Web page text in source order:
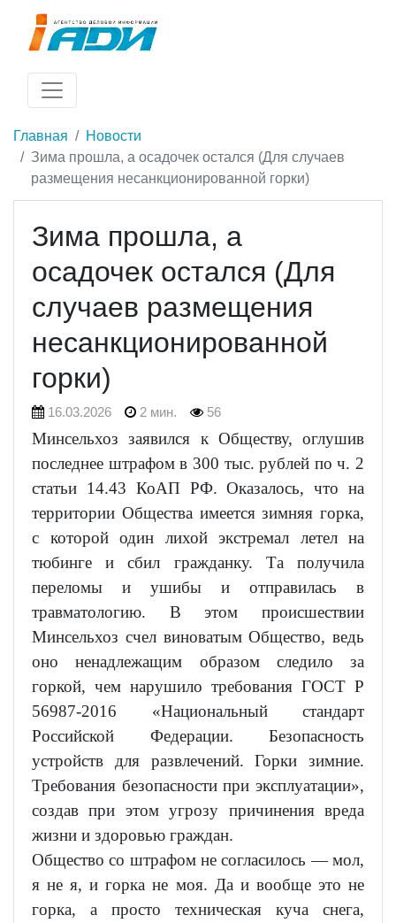
Главная
Новости
Зима прошла, а осадочек остался (Для случаев
размещения несанкционированной горки)
Зима прошла, а
осадочек остался (Для
случаев размещения
несанкционированной
горки)
16.03.2026 2 мин. 56
Минсельхоз заявился к Обществу, оглушив
последнее штрафом в 300 тыс. рублей по ч. 2
статьи 14.43 КоАП РФ. Оказалось, что на
территории Общества имеется зимняя горка,
с которой один лихой экстремал летел на
тюбинге и сбил гражданку. Та получила
переломы и ушибы и отправилась в
травматологию. В этом происшествии
Минсельхоз счел виноватым Общество, ведь
оно ненадлежащим образом следило за
горкой, чем нарушило требования ГОСТ Р
56987-2016 «Национальный стандарт
Российской Федерации. Безопасность
устройств для развлечений. Горки зимние.
Требования безопасности при эксплуатации»,
создав при этом угрозу причинения вреда
жизни и здоровью граждан.
Общество со штрафом не согласилось — мол,
я не я, и горка не моя. Да и вообще это не
горка, а просто техническая куча снега,